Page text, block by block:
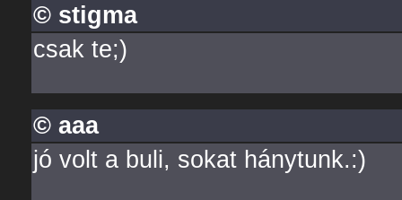
© stigma
csak te;)
© aaa
jó volt a buli, sokat hánytunk.:)